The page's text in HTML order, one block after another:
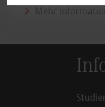
Mehr